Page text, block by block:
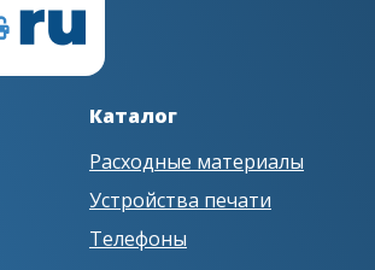
Каталог
Расходные материалы
Устройства печати
Телефоны